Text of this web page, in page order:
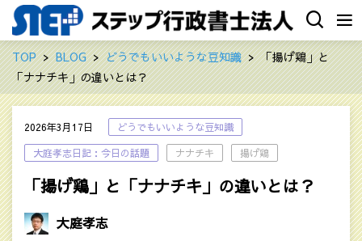
TOP BLOG どうでもいいような豆知識
「揚げ鶏」と
「ナナチキ」の違いとは？
2026年3月17日
どうでもいいような豆知識
大庭孝志日記：今日の話題
ナナチキ 揚げ鶏
「揚げ鶏」と「ナナチキ」の違いとは？
大庭孝志